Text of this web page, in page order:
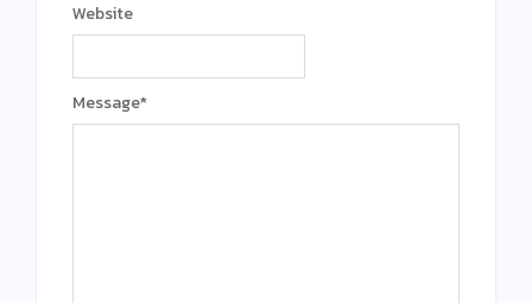
Message*
Website